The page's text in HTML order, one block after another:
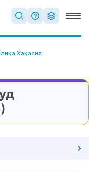
Хакасия